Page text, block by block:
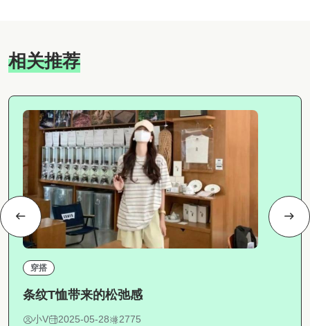
相关推荐
穿搭
条纹T恤带来的松弛感
小V 2025-05-28 2775